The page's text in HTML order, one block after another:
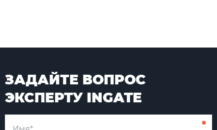
ЗАДАЙТЕ ВОПРОС
ЭКСПЕРТУ INGATE